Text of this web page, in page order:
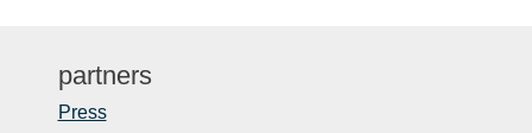
partners
Press